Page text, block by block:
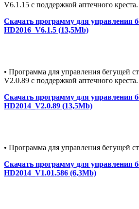
V6.1.15 с поддержкой аптечного креста.
Скачать программу для управления
HD2016_V6.1.5 (13,5Mb)
• Программа для управления бегущей
V2.0.89 с поддержкой аптечного креста.
Скачать программу для управления
HD2014_V2.0.89 (13,5Mb)
• Программа для управления бегущей
Скачать программу для управления
HD2014_V1.01.586 (6,3Mb)